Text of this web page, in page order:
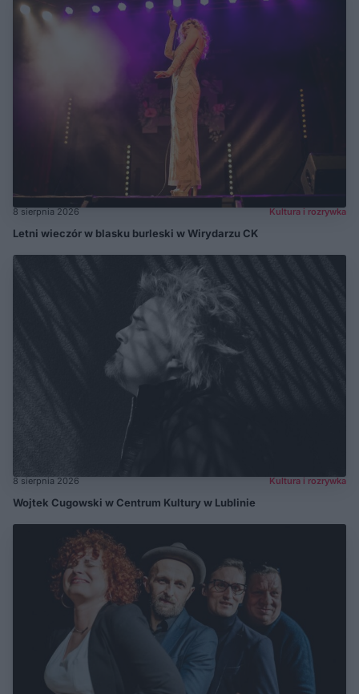
8 sierpnia 2026 Kultura i rozrywka
Letni wieczór w blasku burleski w Wirydarzu CK
8 sierpnia 2026 Kultura i rozrywka
Wojtek Cugowski w Centrum Kultury w Lublinie